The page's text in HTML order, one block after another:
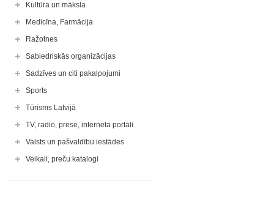
Kultūra un māksla
Medicīna, Farmācija
Ražotnes
Sabiedriskās organizācijas
Sadzīves un citi pakalpojumi
Sports
Tūrisms Latvijā
TV, radio, prese, interneta portāli
Valsts un pašvaldību iestādes
Veikali, preču katalogi